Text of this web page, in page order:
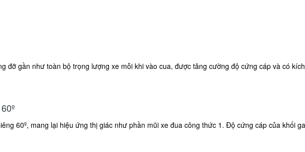
đỡ gần như toàn bộ trọng lượng xe mỗi khi vào cua, được tăng cường độ cứng cáp và có
60º, mang lại hiệu ứng thị giác như phần mũi xe đua công thức 1. Độ cứng cáp của khối